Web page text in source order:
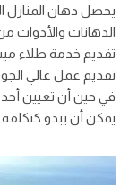
يحصل دهان
الدهانات والأدوات
تقديم خدمة طلاء
تقديم عمل عالي
في حين أن تعيين
يمكن أن يبدو كتكلفة